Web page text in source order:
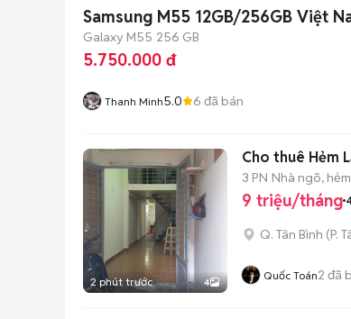
Samsung M55 12GB/256GB Việt
Galaxy M55 256 GB
5.750.000 đ
Thanh Minh5.0 6 đã bán
2 phút trước 4
Cho thuê Hẻm
3 PN Nhà ngõ, hẻm
9 triệu/tháng
Q. Tân Bình (P.
Quốc Toán2 đã